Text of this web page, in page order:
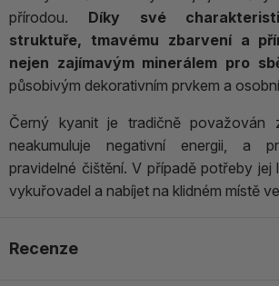
přírodou. Díky své
struktuře, tmavému zbarvení a
nejen zajímavým minerálem pro
působivým dekorativním prvkem a
Černý kyanit je tradičně považován
neakumuluje negativní energii, a
pravidelné čištění. V případě potřeby
vykuřovadel a nabíjet na klidném místě
Recenze